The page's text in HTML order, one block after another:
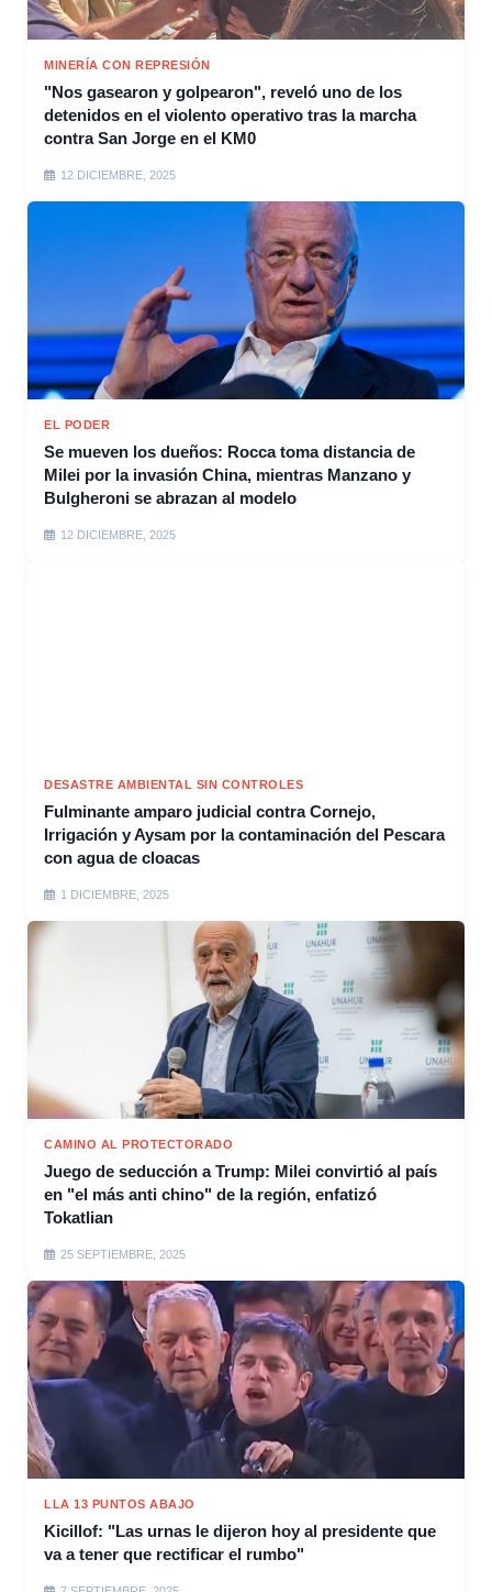
MINERÍA CON REPRESIÓN
"Nos gasearon y golpearon", reveló uno de los
detenidos en el violento operativo tras la marcha
contra San Jorge en el KM0
12 DICIEMBRE, 2025
EL PODER
Se mueven los dueños: Rocca toma distancia de
Milei por la invasión China, mientras Manzano y
Bulgheroni se abrazan al modelo
12 DICIEMBRE, 2025
DESASTRE AMBIENTAL SIN CONTROLES
Fulminante amparo judicial contra Cornejo,
Irrigación y Aysam por la contaminación del Pescara
con agua de cloacas
1 DICIEMBRE, 2025
CAMINO AL PROTECTORADO
Juego de seducción a Trump: Milei convirtió al país
en "el más anti chino" de la región, enfatizó
Tokatlian
25 SEPTIEMBRE, 2025
LLA 13 PUNTOS ABAJO
Kicillof: "Las urnas le dijeron hoy al presidente que
va a tener que rectificar el rumbo"